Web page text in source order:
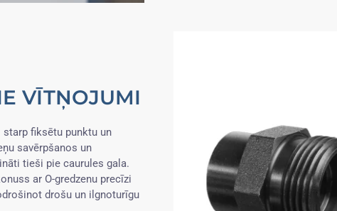
VĪTŅOJUMI
fiksētu punktu un
savērpšanos un
tieši pie caurules gala.
ar O-gredzenu precīzi
drošu un ilgnoturīgu